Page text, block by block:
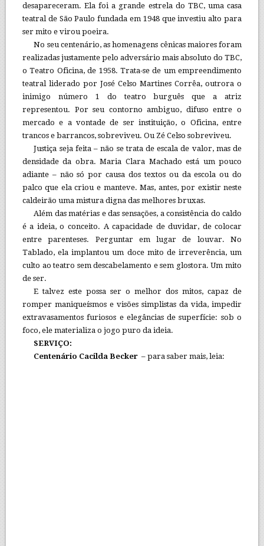
desapareceram. Ela foi a grande estrela do TBC, uma casa
teatral de São Paulo fundada em 1948 que investiu alto para
ser mito e virou poeira.
No seu centenário, as homenagens cênicas maiores foram
realizadas justamente pelo adversário mais absoluto do TBC,
o Teatro Oficina, de 1958. Trata-se de um empreendimento
teatral liderado por José Celso Martines Corrêa, outrora o
inimigo número 1 do teatro burguês que a atriz
representou. Por seu contorno ambiguo, difuso entre o
mercado e a vontade de ser instituição, o Oficina, entre
trancos e barrancos, sobreviveu. Ou Zé Celso sobreviveu.
Justiça seja feita – não se trata de escala de valor, mas de
densidade da obra. Maria Clara Machado está um pouco
adiante – não só por causa dos textos ou da escola ou do
palco que ela criou e manteve. Mas, antes, por existir neste
caldeirão uma mistura digna das melhores bruxas.
Além das matérias e das sensações, a consistência do caldo
é a ideia, o conceito. A capacidade de duvidar, de colocar
entre parenteses. Perguntar em lugar de louvar. No
Tablado, ela implantou um doce mito de irreverência, um
culto ao teatro sem descabelamento e sem glostora. Um mito
de ser.
E talvez este possa ser o melhor dos mitos, capaz de
romper maniqueísmos e visões simplistas da vida, impedir
extravasamentos furiosos e elegâncias de superfície: sob o
foco, ele materializa o jogo puro da ideia.
SERVIÇO:
Centenário Cacilda Becker– para saber mais, leia: